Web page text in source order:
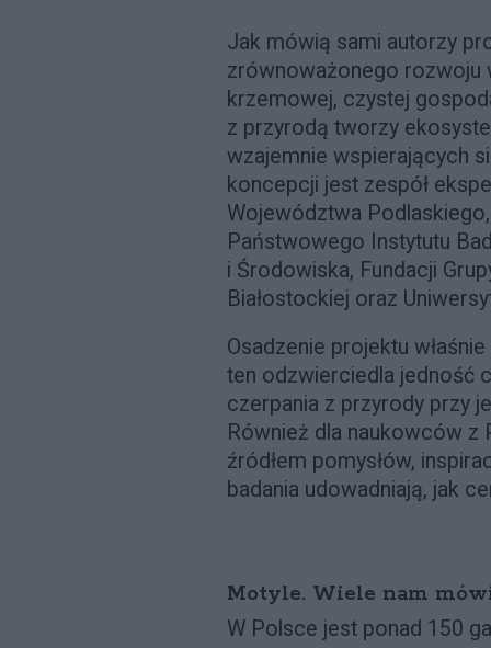
Jak mówią sami autorzy
zrównoważonego rozwoju
krzemowej, czystej
z przyrodą tworzy
wzajemnie wspierających
koncepcji jest zespół
Województwa
Państwowego Instytutu
i Środowiska, Fundacji
Białostockiej oraz
Osadzenie projektu
ten odzwierciedla jedność
czerpania z przyrody przy
Również dla naukowców z
źródłem pomysłów,
badania udowadniają, jak
Motyle. Wiele nam
W Polsce jest ponad 150